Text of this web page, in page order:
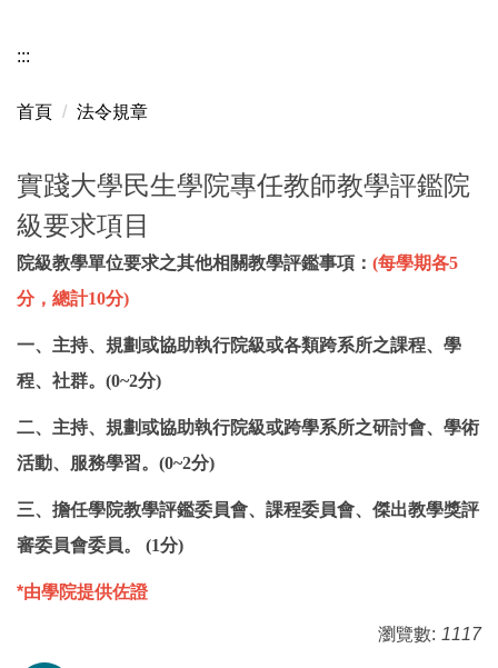
:::
首頁 法令規章
實踐大學民生學院專任教師教學評鑑院
級要求項目
院級教學單位要求之其他相關教學評鑑事項： (每學期各5
分，總計10分)
一、 主持、規劃或協助執行院級或各類跨系所之課程、學
程、社群。 (0~2分)
二、主持、規劃或協助執行院級或跨學系所之研討會、學術
活動、服務學習。 (0~2分)
三、 擔任學院教學評鑑委員會、課程委員會、傑出教學獎評
審委員會委員。
(1分)
*由學院提供佐證
瀏覽數: 1117